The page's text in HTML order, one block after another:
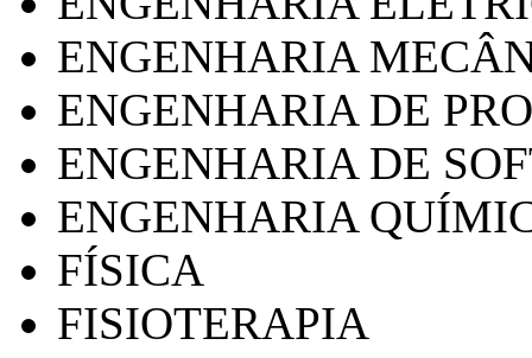
ENGENHARIA
ENGENHARIA DE
ENGENHARIA DE
ENGENHARIA
FÍSICA
FISIOTERAPIA